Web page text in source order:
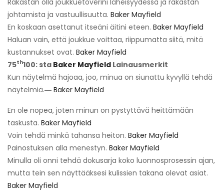
johtamista ja vastuullisuutta. Baker Mayfield
En koskaan asettanut itseäni äitini eteen. Baker Mayfield
Haluan vain, että joukkue voittaa, riippumatta siitä, mitä
kustannukset ovat. Baker Mayfield
75th100: sta Baker Mayfield Lainausmerkit
Kun näytelmä hajoaa, joo, minua on siunattu kyvyllä tehdä
näytelmiä.― Baker Mayfield
En ole nopea, joten minun on pystyttävä heittämään
taskusta. Baker Mayfield
Voin tehdä minkä tahansa heiton. Baker Mayfield
Painostuksen alla menestyn. Baker Mayfield
Minulla oli onni tehdä dokusarja koko luonnosprosessin ajan,
mutta tein sen näyttääksesi kulissien takana olevat asiat.
Baker Mayfield